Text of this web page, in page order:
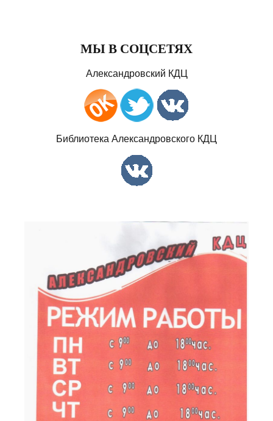
МЫ В СОЦСЕТЯХ
Александровский КДЦ
Библиотека Александровского КДЦ